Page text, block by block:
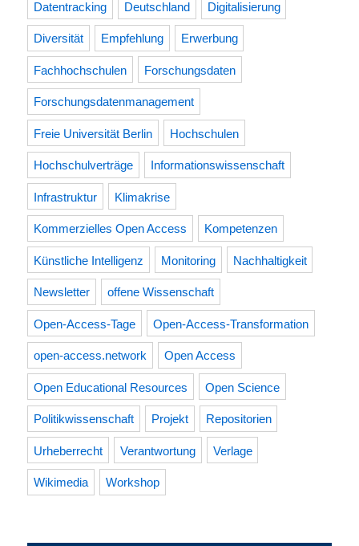
Datentracking Deutschland Digitalisierung
Diversität Empfehlung Erwerbung
Fachhochschulen Forschungsdaten
Forschungsdatenmanagement
Freie Universität Berlin Hochschulen
Hochschulverträge Informationswissenschaft
Infrastruktur Klimakrise
Kommerzielles Open Access Kompetenzen
Künstliche Intelligenz Monitoring Nachhaltigkeit
Newsletter offene Wissenschaft
Open-Access-Tage Open-Access-Transformation
open-access.network Open Access
Open Educational Resources Open Science
Politikwissenschaft Projekt Repositorien
Urheberrecht Verantwortung Verlage
Wikimedia Workshop